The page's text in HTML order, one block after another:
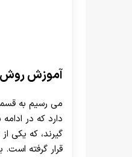
آموزش
می رسیم به
دارد که در
گیرند، که یکی